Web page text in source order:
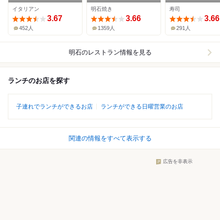
イタリアン
3.67
452人
明石焼き
3.66
1359人
寿司
3.66
291人
明石のレストラン情報を見る
ランチのお店を探す
子連れでランチができるお店 ランチができる日曜営業のお店
関連の情報をすべて表示する
広告を非表示